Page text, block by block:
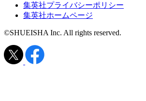
集英社プライバシーポリシー
集英社ホームページ
©SHUEISHA Inc. All rights reserved.